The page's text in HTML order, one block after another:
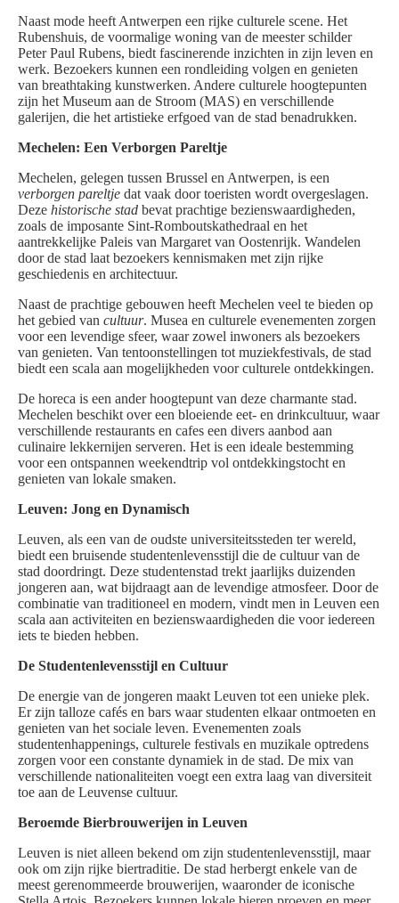
Naast mode heeft Antwerpen een rijke culturele scene. Het
Rubenshuis, de voormalige woning van de meester schilder
Peter Paul Rubens, biedt fascinerende inzichten in zijn leven en
werk. Bezoekers kunnen een rondleiding volgen en genieten
van breathtaking kunstwerken. Andere culturele hoogtepunten
zijn het Museum aan de Stroom (MAS) en verschillende
galerijen, die het artistieke erfgoed van de stad benadrukken.
Mechelen: Een Verborgen Pareltje
Mechelen, gelegen tussen Brussel en Antwerpen, is een
verborgen pareltje dat vaak door toeristen wordt overgeslagen.
Deze historische stad bevat prachtige bezienswaardigheden,
zoals de imposante Sint-Romboutskathedraal en het
aantrekkelijke Paleis van Margaret van Oostenrijk. Wandelen
door de stad laat bezoekers kennismaken met zijn rijke
geschiedenis en architectuur.
Naast de prachtige gebouwen heeft Mechelen veel te bieden op
het gebied van cultuur. Musea en culturele evenementen zorgen
voor een levendige sfeer, waar zowel inwoners als bezoekers
van genieten. Van tentoonstellingen tot muziekfestivals, de stad
biedt een scala aan mogelijkheden voor culturele ontdekkingen.
De horeca is een ander hoogtepunt van deze charmante stad.
Mechelen beschikt over een bloeiende eet- en drinkcultuur, waar
verschillende restaurants en cafes een divers aanbod aan
culinaire lekkernijen serveren. Het is een ideale bestemming
voor een ontspannen weekendtrip vol ontdekkingstocht en
genieten van lokale smaken.
Leuven: Jong en Dynamisch
Leuven, als een van de oudste universiteitssteden ter wereld,
biedt een bruisende studentenlevensstijl die de cultuur van de
stad doordringt. Deze studentenstad trekt jaarlijks duizenden
jongeren aan, wat bijdraagt aan de levendige atmosfeer. Door de
combinatie van traditioneel en modern, vindt men in Leuven een
scala aan activiteiten en bezienswaardigheden die voor iedereen
iets te bieden hebben.
De Studentenlevensstijl en Cultuur
De energie van de jongeren maakt Leuven tot een unieke plek.
Er zijn talloze cafés en bars waar studenten elkaar ontmoeten en
genieten van het sociale leven. Evenementen zoals
studentenhappenings, culturele festivals en muzikale optredens
zorgen voor een constante dynamiek in de stad. De mix van
verschillende nationaliteiten voegt een extra laag van diversiteit
toe aan de Leuvense cultuur.
Beroemde Bierbrouwerijen in Leuven
Leuven is niet alleen bekend om zijn studentenlevensstijl, maar
ook om zijn rijke biertraditie. De stad herbergt enkele van de
meest gerenommeerde brouwerijen, waaronder de iconische